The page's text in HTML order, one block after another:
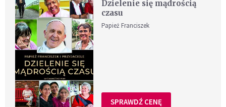
Dzielenie się mądrością
czasu
Papież Franciszek
SPRAWDŹ CENĘ